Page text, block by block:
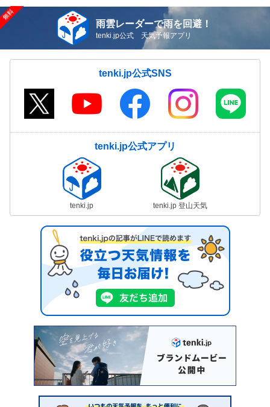
雨雲レーダーで雨を回避！
tenki.jp公式 天気予報アプリ
tenki.jp公式SNS
tenki.jp公式アプリ
tenki.jp tenki.jp 登山天気